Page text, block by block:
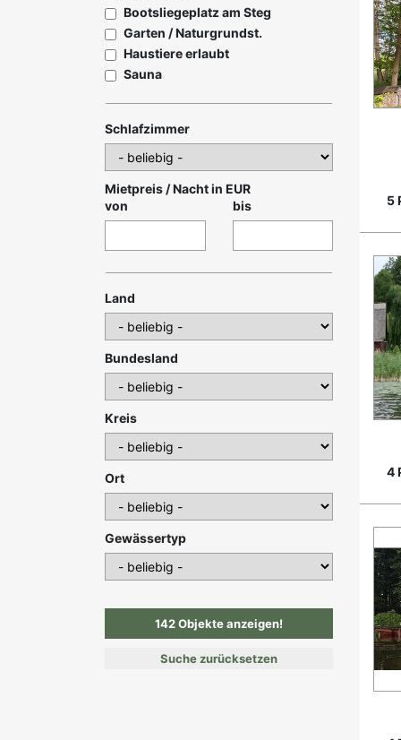
Bootsliegeplatz am Steg
Garten / Naturgrundst.
Haustiere erlaubt
Sauna
Schlafzimmer
Mietpreis / Nacht in EUR
von
bis
Land
Bundesland
Kreis
Ort
Gewässertyp
Suche zurücksetzen
5
4